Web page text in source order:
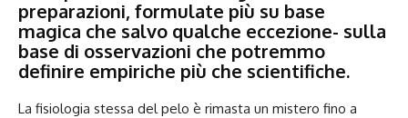
preparazioni, formulate più su base
magica che salvo qualche eccezione- sulla
base di osservazioni che potremmo
definire empiriche più che scientifiche.
La fisiologia stessa del pelo è rimasta un mistero fino a